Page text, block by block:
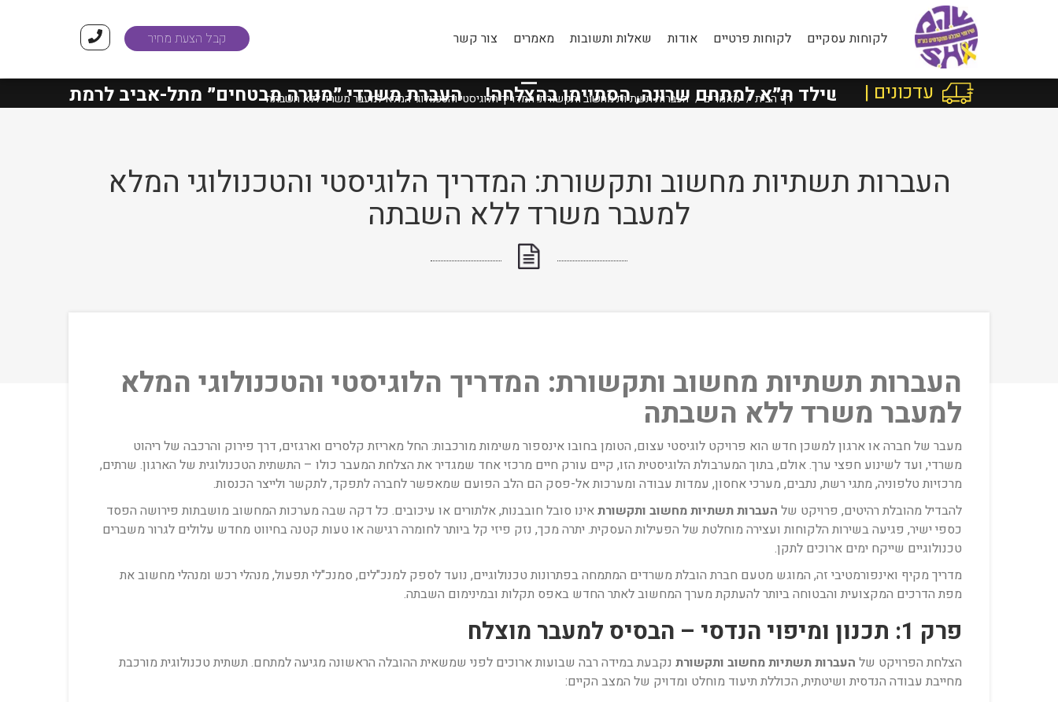
קבל הצעת מחיר לקוחות עסקיים לקוחות פרטיים אודות שאלות ותשובות מאמרים צור קשר
טיפים ומאמרים
דף הבית מאמרים העברות תשתיות מחשוב ותקשורת: המדריך הלוגיסטי והטכנולוגי המלא למעבר משרד ללא השבתה עדכונים |
בישראל מרוטשילד ת״א למתחם שרונה, הסתיימו בהצלחה! העברת משרדי״מנורה מבטחים״מתל-אביב לרמת-גן
העברות תשתיות מחשוב ותקשורת: המדריך הלוגיסטי והטכנולוגי המלא
למעבר משרד ללא השבתה
העברות תשתיות מחשוב ותקשורת: המדריך הלוגיסטי והטכנולוגי המלא
למעבר משרד ללא השבתה
מעבר של חברה או ארגון למשכן חדש הוא פרויקט לוגיסטי עצום, הטומן בחובו אינספור משימות מורכבות: החל מאריזת קלסרים וארגזים, דרך פירוק והרכבה של ריהוט
משרדי, ועד לשינוע חפצי ערך. אולם, בתוך המערבולת הלוגיסטית הזו, קיים עורק חיים מרכזי אחד שמגדיר את הצלחת המעבר כולו – התשתית הטכנולוגית של הארגון. שרתים,
מרכזיות טלפוניה, מתגי רשת, נתבים, מערכי אחסון, עמדות עבודה ומערכות אל-פסק הם הלב הפועם שמאפשר לחברה לתפקד, לתקשר ולייצר הכנסות.
להבדיל מהובלת רהיטים, פרויקט של העברות תשתיות מחשוב ותקשורתאינו סובל חובבנות, אלתורים או עיכובים. כל דקה שבה מערכות המחשוב מושבתות פירושה הפסד
כספי ישיר, פגיעה בשירות הלקוחות ועצירה מוחלטת של הפעילות העסקית. יתרה מכך, נזק פיזי קל ביותר לחומרה רגישה או טעות קטנה בחיווט מחדש עלולים לגרור משברים
טכנולוגיים שייקח ימים ארוכים לתקן.
מדריך מקיף ואינפורמטיבי זה, המוגש מטעם חברת הובלת משרדים המתמחה בפתרונות טכנולוגיים, נועד לספק למנכ"לים, סמנכ"לי תפעול, מנהלי רכש ומנהלי מחשוב את
מפת הדרכים המקצועית והבטוחה ביותר להעתקת מערך המחשוב לאתר החדש באפס תקלות ובמינימום השבתה.
פרק 1: תכנון ומיפוי הנדסי – הבסיס למעבר מוצלח
הצלחת הפרויקט של העברות תשתיות מחשוב ותקשורת נקבעת במידה רבה שבועות ארוכים לפני שמשאית ההובלה הראשונה מגיעה למתחם. תשתית טכנולוגית מורכבת
מחייבת עבודה הנדסית ושיטתית, הכוללת תיעוד מוחלט ומדויק של המצב הקיים: